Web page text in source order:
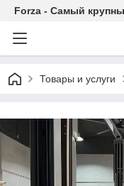
Forza - Самый
Товары и услуги